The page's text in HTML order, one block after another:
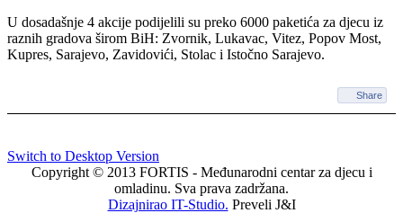
U dosadašnje 4 akcije podijelili su preko 6000 paketića za djecu iz
raznih gradova širom BiH: Zvornik, Lukavac, Vitez, Popov Most,
Kupres, Sarajevo, Zavidovići, Stolac i Istočno Sarajevo.
Share
Switch to Desktop Version
Copyright © 2013 FORTIS - Međunarodni centar za djecu i
omladinu. Sva prava zadržana.
Dizajnirao IT-Studio. Preveli J&I